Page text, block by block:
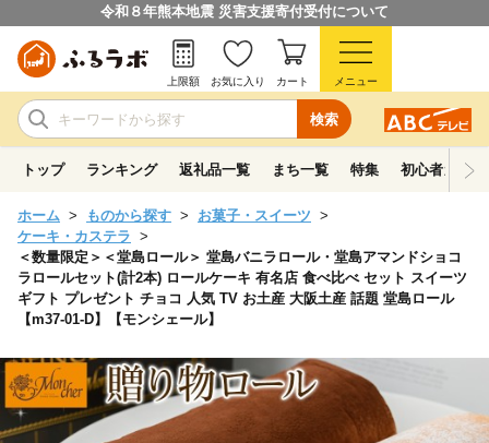
令和８年熊本地震 災害支援寄付受付について
検索
上限額 お気に入り カート メニュー
トップ ランキング 返礼品一覧 まち一覧 特集 初心者ガイド
ホーム ものから探す
お菓子・スイーツ
ケーキ・カステラ
＜数量限定＞＜堂島ロール＞ 堂島バニラロール・堂島アマンドショコ
ラロールセット(計2本) ロールケーキ 有名店 食べ比べ セット スイーツ
ギフト プレゼント チョコ 人気 TV お土産 大阪土産 話題 堂島ロール
【m37-01-D】【モンシェール】